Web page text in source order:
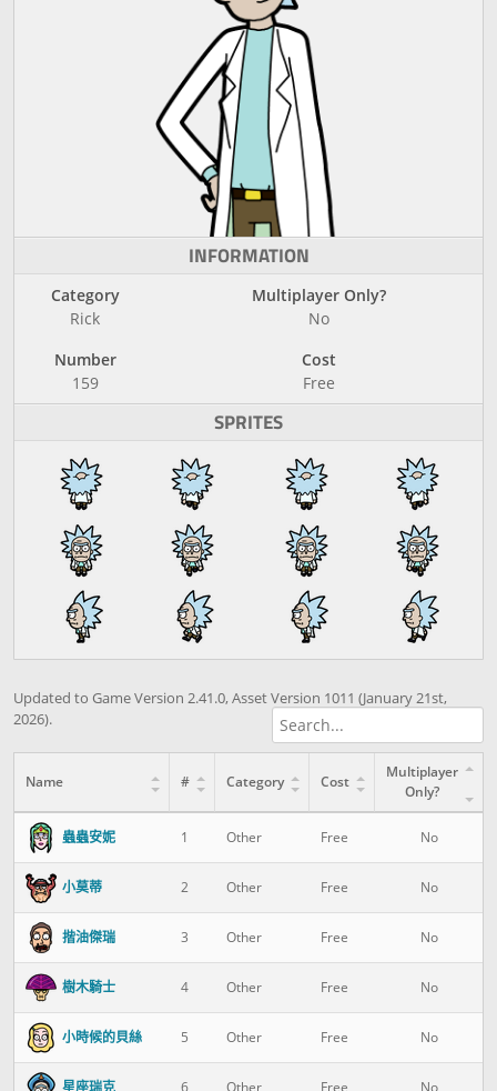
INFORMATION
Category
Rick
Multiplayer Only?
No
Number
159
Cost
Free
SPRITES
Updated to Game Version 2.41.0, Asset Version 1011 (January 21st,
2026).
Name # Category Cost
Multiplayer
Only?
蟲蟲安妮 1 Other Free No
小莫蒂 2 Other Free No
揩油傑瑞 3 Other Free No
樹木騎士 4 Other Free No
小時候的貝絲 5 Other Free No
星座瑞克 6 Other Free No